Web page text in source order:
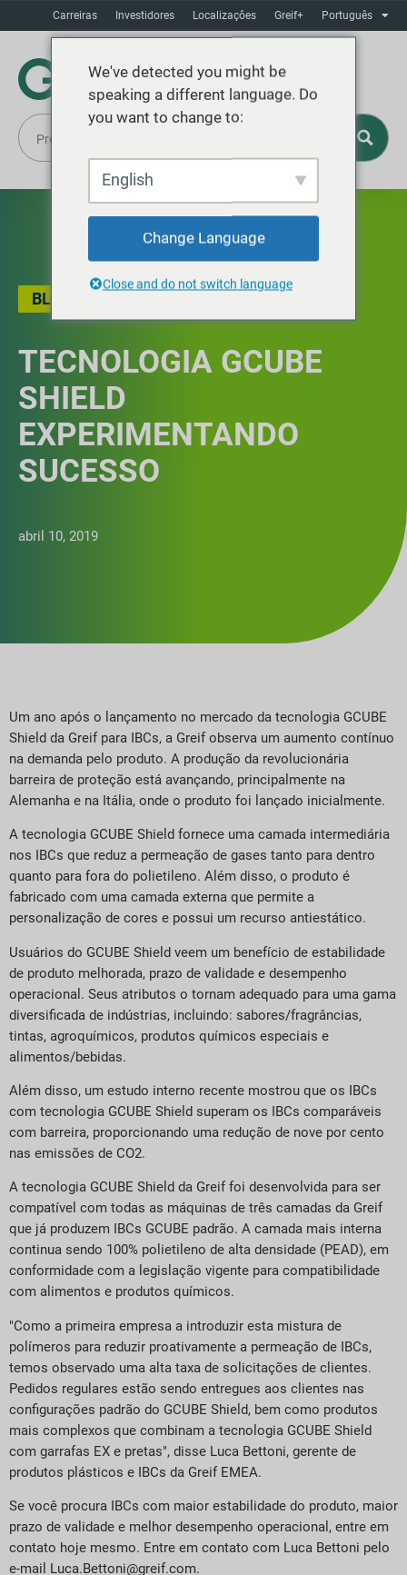
Carreiras Investidores Localizaçôes Greif+ Português
BLOG
TECNOLOGIA GCUBE
SHIELD
EXPERIMENTANDO
SUCESSO
abril 10, 2019
Um ano após o lançamento no mercado da tecnologia GCUBE
Shield da Greif para IBCs, a Greif observa um aumento contínuo
na demanda pelo produto. A produção da revolucionária
barreira de proteção está avançando, principalmente na
Alemanha e na Itália, onde o produto foi lançado inicialmente.
A tecnologia GCUBE Shield fornece uma camada intermediária
nos IBCs que reduz a permeação de gases tanto para dentro
quanto para fora do polietileno. Além disso, o produto é
fabricado com uma camada externa que permite a
personalização de cores e possui um recurso antiestático.
Usuários do GCUBE Shield veem um benefício de estabilidade
de produto melhorada, prazo de validade e desempenho
operacional. Seus atributos o tornam adequado para uma gama
diversificada de indústrias, incluindo: sabores/fragrâncias,
tintas, agroquímicos, produtos químicos especiais e
alimentos/bebidas.
Além disso, um estudo interno recente mostrou que os IBCs
com tecnologia GCUBE Shield superam os IBCs comparáveis
com barreira, proporcionando uma redução de nove por cento
nas emissões de CO2.
A tecnologia GCUBE Shield da Greif foi desenvolvida para ser
compatível com todas as máquinas de três camadas da Greif
que já produzem IBCs GCUBE padrão. A camada mais interna
continua sendo 100% polietileno de alta densidade (PEAD), em
conformidade com a legislação vigente para compatibilidade
com alimentos e produtos químicos.
"Como a primeira empresa a introduzir esta mistura de
polímeros para reduzir proativamente a permeação de IBCs,
temos observado uma alta taxa de solicitações de clientes.
Pedidos regulares estão sendo entregues aos clientes nas
configurações padrão do GCUBE Shield, bem como produtos
mais complexos que combinam a tecnologia GCUBE Shield
com garrafas EX e pretas", disse Luca Bettoni, gerente de
produtos plásticos e IBCs da Greif EMEA.
Se você procura IBCs com maior estabilidade do produto, maior
prazo de validade e melhor desempenho operacional, entre em
contato hoje mesmo. Entre em contato com Luca Bettoni pelo
e-mail Luca.Bettoni@greif.com.
We've detected you might be
speaking a different language. Do
you want to change to:
English
Change Language
Close and do not switch language